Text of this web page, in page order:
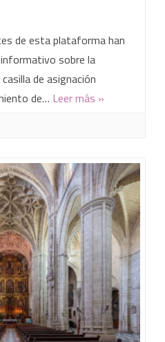
de esta plataforma han
sobre la
de asignación
de… Leer más »